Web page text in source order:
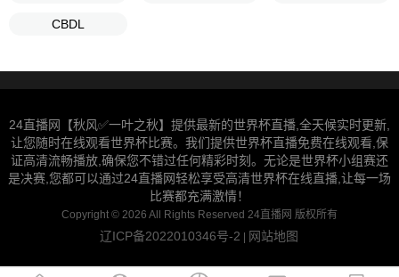
CBDL
24直播网【秋风✅一叶之秋】提供最新的世界杯直播,全天候实时更新,
让您随时在线观看世界杯比赛。我们提供世界杯直播免费在线观看,保
证高清流畅播放,确保您不错过任何精彩时刻。无论是世界杯小组赛还
是决赛,您都可以通过24直播网轻松享受高清世界杯在线直播,让每一场
比赛都充满激情！
Copyright © 2026 All Rights Reserved 24直播网 版权所有
辽ICP备2022010346号-2 | 网站地图